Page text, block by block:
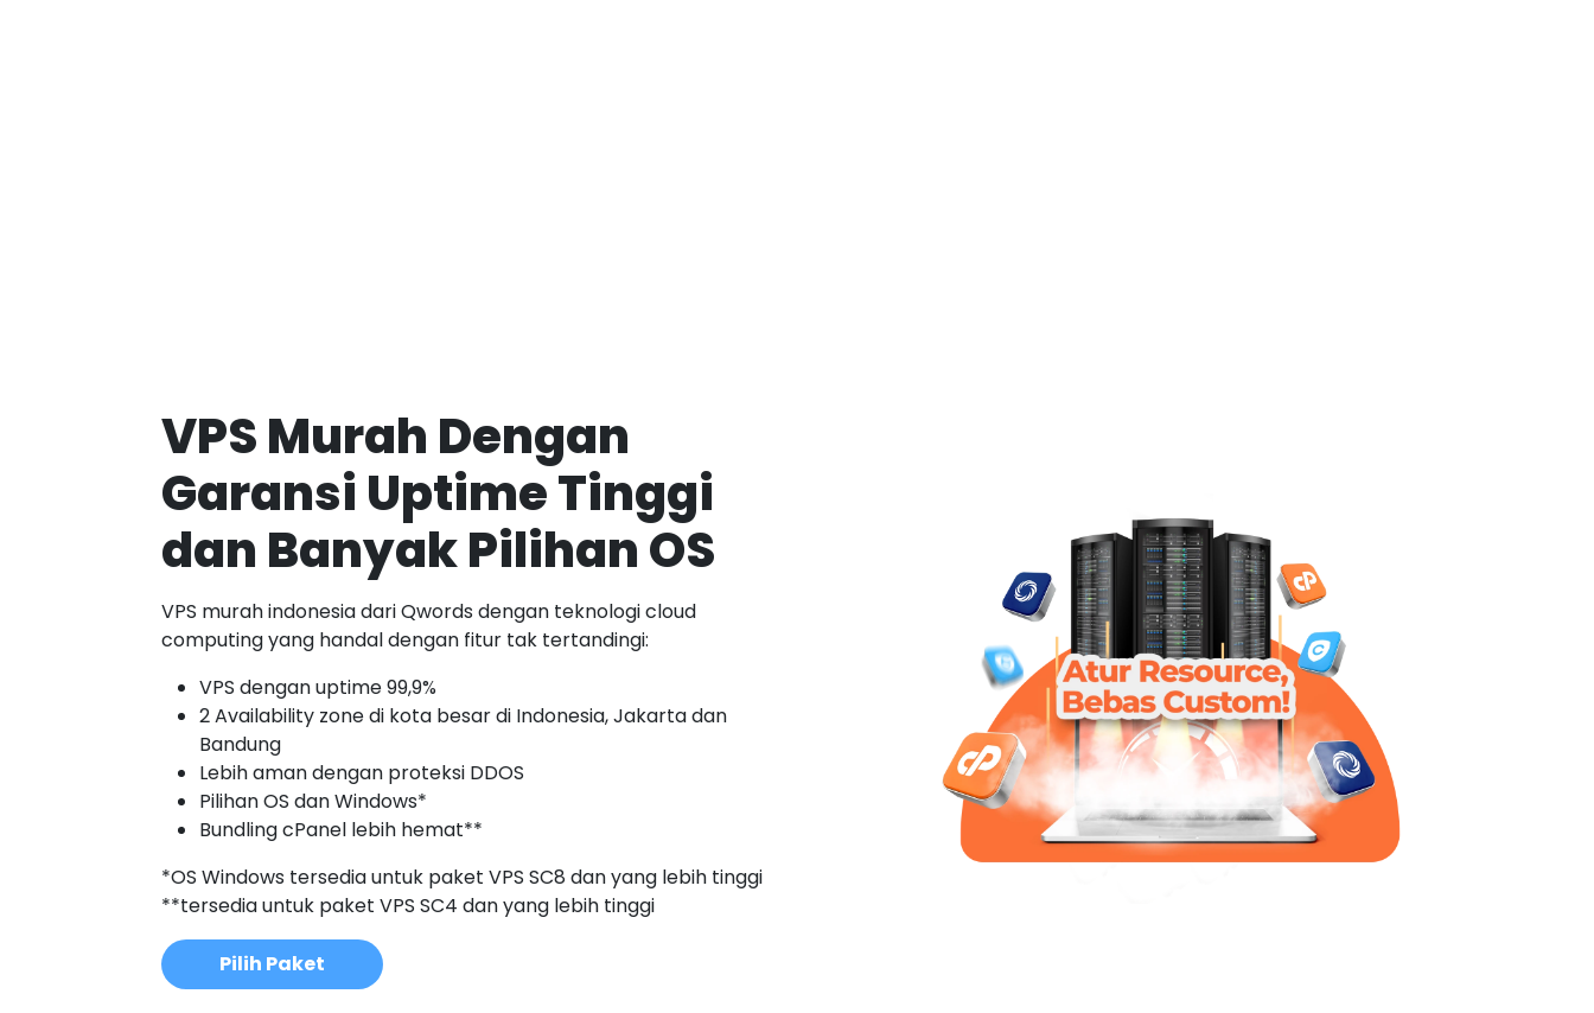
VPS Murah Dengan
Garansi Uptime Tinggi
dan Banyak Pilihan OS
VPS murah indonesia dari Qwords dengan teknologi cloud
computing yang handal dengan fitur tak tertandingi:
VPS dengan uptime 99,9%
2 Availability zone di kota besar di Indonesia, Jakarta dan
Bandung
Lebih aman dengan proteksi DDOS
Pilihan OS dan Windows*
Bundling cPanel lebih hemat**
*OS Windows tersedia untuk paket VPS SC8 dan yang lebih tinggi
**tersedia untuk paket VPS SC4 dan yang lebih tinggi
Pilih Paket